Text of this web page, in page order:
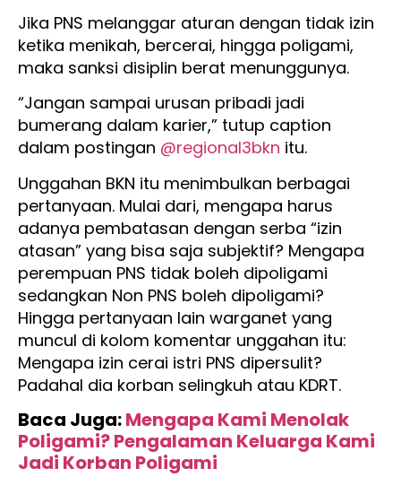
Jika PNS melanggar aturan dengan tidak izin
ketika menikah, bercerai, hingga poligami,
maka sanksi disiplin berat menunggunya.
“Jangan sampai urusan pribadi jadi
bumerang dalam karier,” tutup caption
dalam postingan @regional3bkn itu.
Unggahan BKN itu menimbulkan berbagai
pertanyaan. Mulai dari, mengapa harus
adanya pembatasan dengan serba “izin
atasan” yang bisa saja subjektif? Mengapa
perempuan PNS tidak boleh dipoligami
sedangkan Non PNS boleh dipoligami?
Hingga pertanyaan lain warganet yang
muncul di kolom komentar unggahan itu:
Mengapa izin cerai istri PNS dipersulit?
Padahal dia korban selingkuh atau KDRT.
Baca Juga:Mengapa Kami Menolak
Poligami? Pengalaman Keluarga Kami
Jadi Korban Poligami